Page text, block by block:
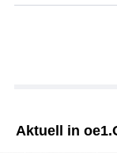
Titel: Konzert für
Orchester:
0196588280726
Aktuell in